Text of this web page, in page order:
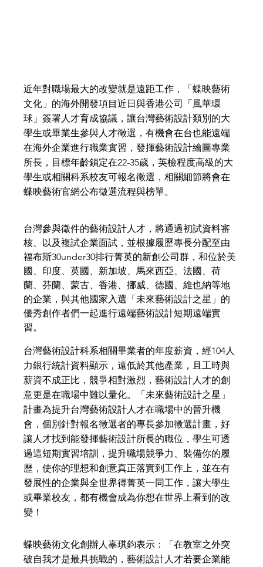
近年對職場最大的改變就是遠距工作，「蝶映藝術
文化」的海外開發項目近日與香港公司「風華環
球」簽署人才育成協議，讓台灣藝術設計類別的大
學生或畢業生參與人才徵選，有機會在台也能遠端
在海外企業進行職業實習，發揮藝術設計繪圖專業
所長，目標年齡鎖定在22-35歲，英檢程度高級的大
學生或相關科系校友可報名徵選，相關細節將會在
蝶映藝術官網公布徵選流程與榜單。
台灣參與徵件的藝術設計人才，將通過初試資料審
核、以及複試企業面試，並根據履歷專長分配至由
福布斯30under30排行菁英的新創公司群，和位於美
國、印度、英國、新加坡、馬來西亞、法國、荷
蘭、芬蘭、蒙古、香港、挪威、德國、維也納等地
的企業，與其他國家入選「未來藝術設計之星」的
優秀創作者們一起進行遠端藝術設計短期遠端實
習。
台灣藝術設計科系相關畢業者的年度薪資，經104人
力銀行統計資料顯示，遠低於其他產業，且工時與
薪資不成正比，競爭相對激烈，藝術設計人才的創
意更是在職場中難以量化。「未來藝術設計之星」
計畫為提升台灣藝術設計人才在職場中的晉升機
會，個別針對報名徵選者的專長參加徵選計畫，好
讓人才找到能發揮藝術設計所長的職位，學生可透
過這短期實習培訓，提升職場競爭力、裝備你的履
歷，使你的理想和創意真正落實到工作上，並在有
發展性的企業與全世界得菁英一同工作，讓大學生
或畢業校友，都有機會成為你想在世界上看到的改
變！
蝶映藝術文化創辦人辜琪鈞表示：「在教室之外突
破自我才是最具挑戰的，藝術設計人才若要企業能